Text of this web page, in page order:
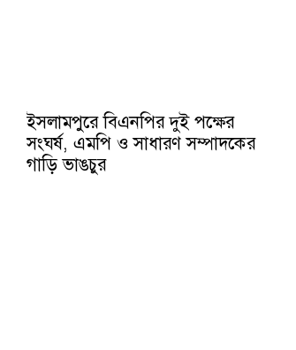
ইসলামপুরে বিএনপির দুই পক্ষের
সংঘর্ষ, এমপি ও সাধারণ সম্পাদকের
গাড়ি ভাঙচুর